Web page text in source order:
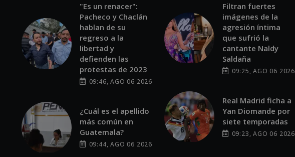
"Es un renacer":
Pacheco y Chaclán
hablan de su
regreso a la
libertad y
defienden las
protestas de 2023
09:46, AGO 06 2026
¿Cuál es el apellido
más común en
Guatemala?
09:44, AGO 06 2026
Filtran fuertes
imágenes de la
agresión íntima
que sufrió la
cantante Naldy
Saldaña
09:25, AGO 06 2026
Real Madrid ficha a
Yan Diomande por
siete temporadas
09:23, AGO 06 2026